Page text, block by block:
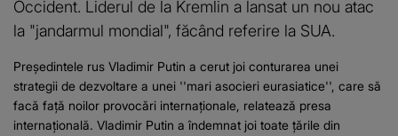
Occident. Liderul de la Kremlin a lansat un nou atac
la "jandarmul mondial", făcând referire la SUA.
Preşedintele rus Vladimir Putin a cerut joi conturarea unei
strategii de dezvoltare a unei ''mari asocieri eurasiatice'', care să
facă faţă noilor provocări internaţionale, relatează presa
internațională. Vladimir Putin a îndemnat joi toate țările din